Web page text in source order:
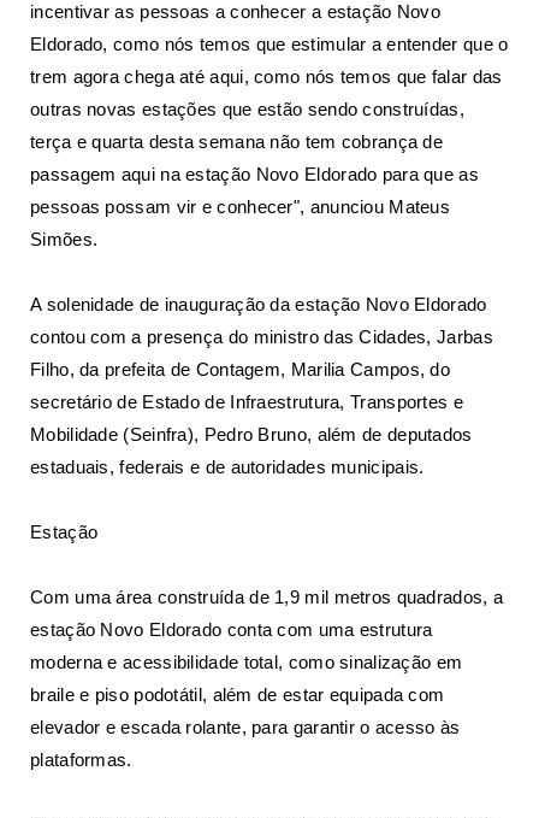
incentivar as pessoas a conhecer a estação Novo
Eldorado, como nós temos que estimular a entender que o
trem agora chega até aqui, como nós temos que falar das
outras novas estações que estão sendo construídas,
terça e quarta desta semana não tem cobrança de
passagem aqui na estação Novo Eldorado para que as
pessoas possam vir e conhecer", anunciou Mateus
Simões.
A solenidade de inauguração da estação Novo Eldorado
contou com a presença do ministro das Cidades, Jarbas
Filho, da prefeita de Contagem, Marilia Campos, do
secretário de Estado de Infraestrutura, Transportes e
Mobilidade (Seinfra), Pedro Bruno, além de deputados
estaduais, federais e de autoridades municipais.
Estação
Com uma área construída de 1,9 mil metros quadrados, a
estação Novo Eldorado conta com uma estrutura
moderna e acessibilidade total, como sinalização em
braile e piso podotátil, além de estar equipada com
elevador e escada rolante, para garantir o acesso às
plataformas.